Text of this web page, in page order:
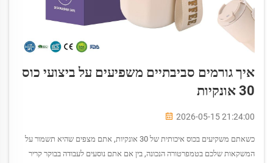
איך גורמים סביבתיים משפיעים על ביצועי כוס
30 אונקיות
2026-05-15 21:24:00
כשאתם משקיעים בכוס איכותית של 30 אונקיות, אתם מצפים שהיא תשמור על
המשקאות שלכם בטמפרטורה הנכונה, בין אם אתם נוסעים לעבודה בבוקר קריר